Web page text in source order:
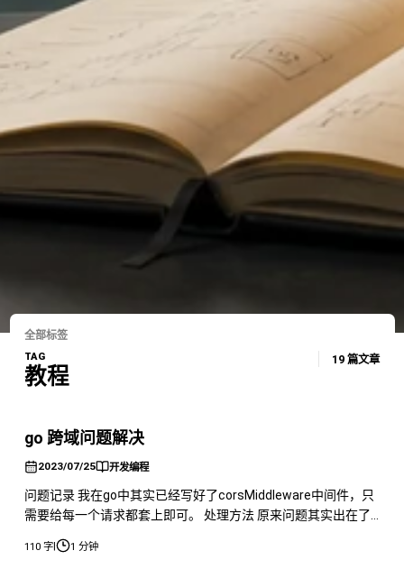
全部标签
TAG
教程
19 篇文章
go 跨域问题解决
2023/07/25 开发编程
问题记录 我在go中其实已经写好了corsMiddleware中间件，只
需要给每一个请求都套上即可。 处理方法 原来问题其实出在了
这里/api/article/以及前端代码中的路径，需要对应才可以 本地
测试的时候发现前端vue无法根据setcookie设置cookie 于是各
110 字| 1 分钟